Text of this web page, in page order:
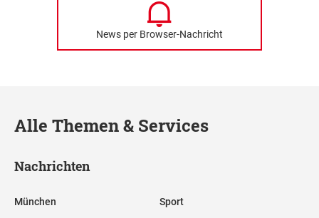
News per Browser-Nachricht
Alle Themen & Services
Nachrichten
München Sport